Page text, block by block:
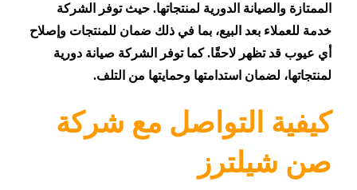
الممتازة والصيانة الدورية لمنتجاتها. حيث توفر الشركة
خدمة للعملاء بعد البيع، بما في ذلك ضمان للمنتجات وإصلاح
أي عيوب قد تظهر لاحقًا. كما توفر الشركة صيانة دورية
لمنتجاتها، لضمان استدامتها وحمايتها من التلف.
كيفية التواصل مع شركة
صن شيلترز